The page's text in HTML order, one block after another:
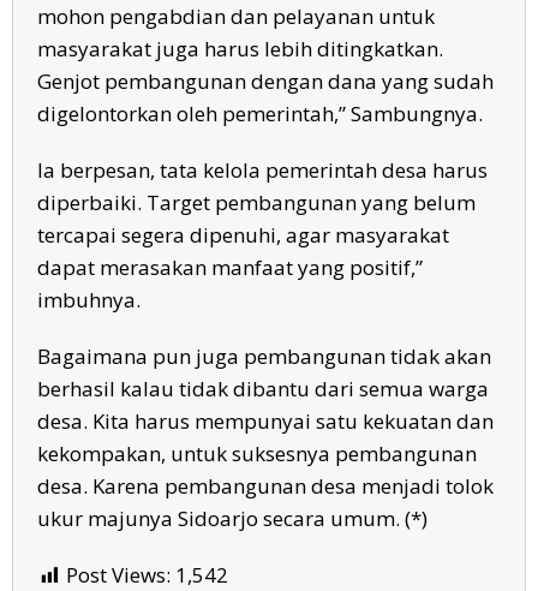
mohon pengabdian dan pelayanan untuk
masyarakat juga harus lebih ditingkatkan.
Genjot pembangunan dengan dana yang sudah
digelontorkan oleh pemerintah,” Sambungnya.
Ia berpesan, tata kelola pemerintah desa harus
diperbaiki. Target pembangunan yang belum
tercapai segera dipenuhi, agar masyarakat
dapat merasakan manfaat yang positif,”
imbuhnya.
Bagaimana pun juga pembangunan tidak akan
berhasil kalau tidak dibantu dari semua warga
desa. Kita harus mempunyai satu kekuatan dan
kekompakan, untuk suksesnya pembangunan
desa. Karena pembangunan desa menjadi tolok
ukur majunya Sidoarjo secara umum. (*)
Post Views: 1,542